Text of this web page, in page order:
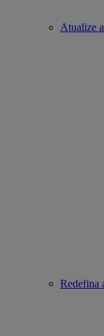
Atualize
Redefina